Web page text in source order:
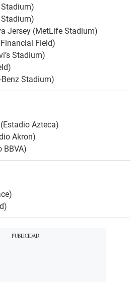
Jersey (MetLife Stadium)
Field)
Stadium)
Stadium)
Azteca)
Akron)
BBVA)